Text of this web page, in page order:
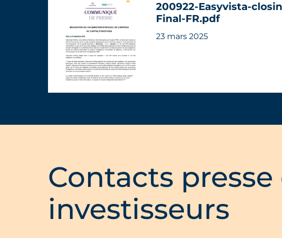
200922-Easyvista-
Final-FR.pdf
23 mars 2025
Contacts
investisseurs